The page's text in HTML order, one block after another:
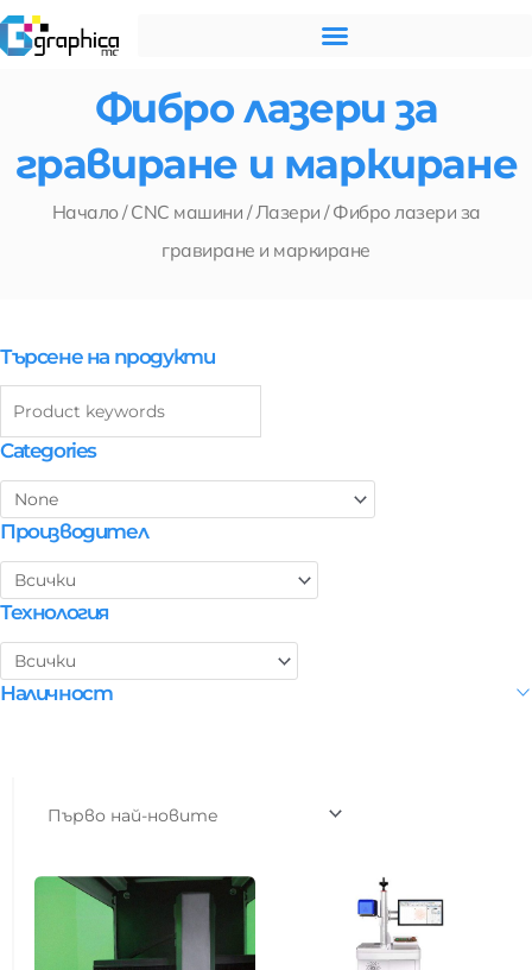
Skip
to
Фибро лазери за
гравиране и маркиране
Начало/CNC машини /Лазери / Фибро лазери за
гравиране и маркиране
Търсене на продукти
Categories
Производител
Технология
Наличност